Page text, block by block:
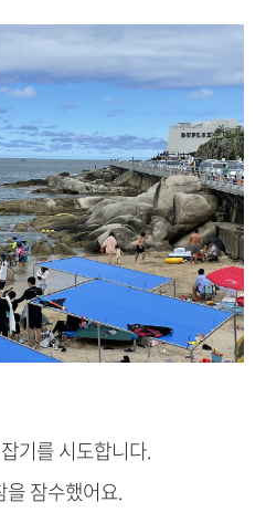
기를 시도합니다.
을 잠수했어요.